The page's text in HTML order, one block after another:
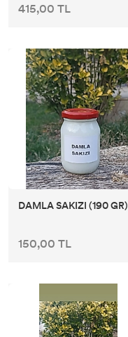
415,00 TL
DAMLA SAKIZI (190 GR)
150,00 TL